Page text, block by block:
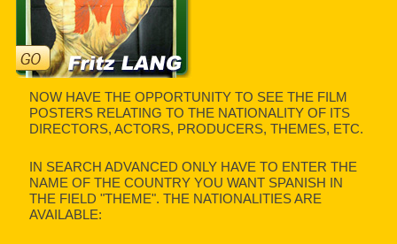
NOW HAVE THE OPPORTUNITY TO SEE THE FILM
POSTERS RELATING TO THE NATIONALITY OF ITS
DIRECTORS, ACTORS, PRODUCERS, THEMES, ETC.
IN SEARCH ADVANCED ONLY HAVE TO ENTER THE
NAME OF THE COUNTRY YOU WANT SPANISH IN
THE FIELD "THEME". THE NATIONALITIES ARE
AVAILABLE: